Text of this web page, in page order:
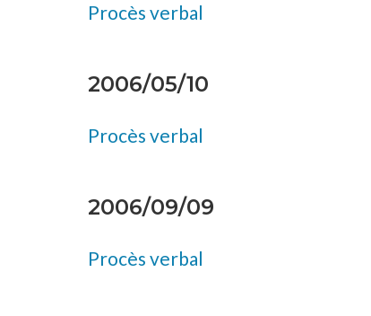
Procès verbal
2006/05/10
Procès verbal
2006/09/09
Procès verbal